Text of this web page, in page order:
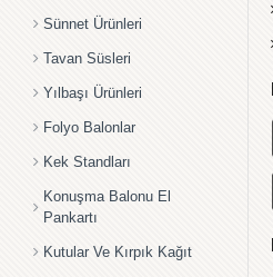
Sünnet Ürünleri
Tavan Süsleri
Yılbaşı Ürünleri
Folyo Balonlar
Kek Standları
Konuşma Balonu El
Pankartı
Kutular Ve Kırpık Kağıt